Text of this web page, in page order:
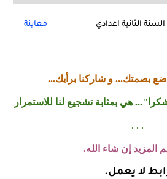
الثانية اعدادي معاينة
ضع بصمتك... و شاركنا برأيك...
هي بمثابة تشجيع لنا للاستمرار
. . .
المزيد إن شاء الله.
لا يعمل.